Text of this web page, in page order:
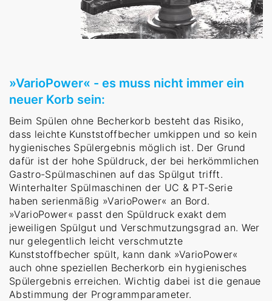
»VarioPower« - es muss nicht immer ein
neuer Korb sein:
Beim Spülen ohne Becherkorb besteht das Risiko,
dass leichte Kunststoffbecher umkippen und so kein
hygienisches Spülergebnis möglich ist. Der Grund
dafür ist der hohe Spüldruck, der bei herkömmlichen
Gastro-Spülmaschinen auf das Spülgut trifft.
Winterhalter Spülmaschinen der UC & PT-Serie
haben serienmäßig »VarioPower« an Bord.
»VarioPower« passt den Spüldruck exakt dem
jeweiligen Spülgut und Verschmutzungsgrad an. Wer
nur gelegentlich leicht verschmutzte
Kunststoffbecher spült, kann dank »VarioPower«
auch ohne speziellen Becherkorb ein hygienisches
Spülergebnis erreichen. Wichtig dabei ist die genaue
Abstimmung der Programmparameter.